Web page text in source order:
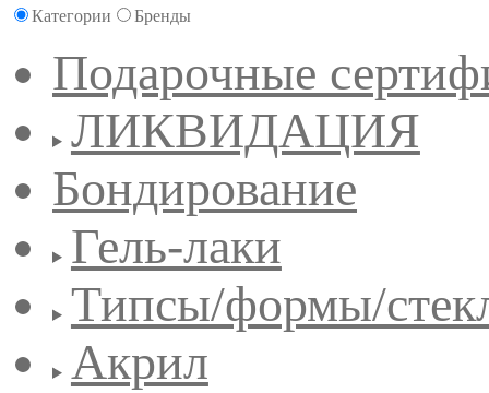
Категории Бренды
Подарочные
ЛИКВИДАЦИЯ
Бондирование
Гель-лаки
Типсы/формы/
Акрил